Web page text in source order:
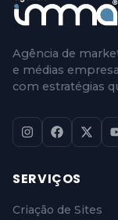
Agência de
e médias
com estratégias
SERVIÇOS
Criação de Sites